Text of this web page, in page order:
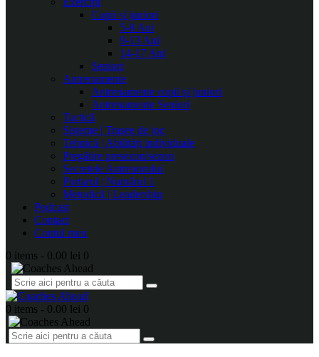
Copii și juniori
5-8 Ani
9-13 Ani
14-17 Ani
Seniori
Antrenamente
Antrenamente copii și juniori
Antrenamente Seniori
Tactică
Sisteme | Trasee de joc
Tehnică | Abilități individuale
Pregătire presezon/sezon
Secretele Antrenorului
Portarul | Numărul 1
Metodică | Leadership
Podcast
Contact
Contul meu
0 items - 0.00 lei 0
0 items - 0.00 lei 0